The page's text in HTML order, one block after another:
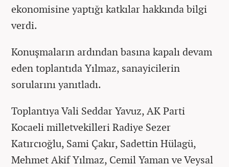
ekonomisine yaptığı katkılar hakkında bilgi
verdi.
Konuşmaların ardından basına kapalı devam
eden toplantıda Yılmaz, sanayicilerin
sorularını yanıtladı.
Toplantıya Vali Seddar Yavuz, AK Parti
Kocaeli milletvekilleri Radiye Sezer
Katırcıoğlu, Sami Çakır, Sadettin Hülagü,
Mehmet Akif Yılmaz, Cemil Yaman ve Veysal